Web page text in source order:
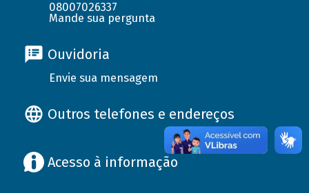
08007026337
Mande sua pergunta
Ouvidoria
Envie sua mensagem
Outros telefones e endereços
Acesso à informação